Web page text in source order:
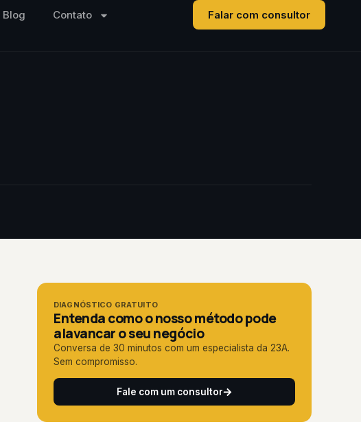
Blog Contato Falar com consultor
DIAGNÓSTICO GRATUITO
Entenda como o nosso método pode
alavancar o seu negócio
Conversa de 30 minutos com um especialista da 23A.
Sem compromisso.
Fale com um consultor